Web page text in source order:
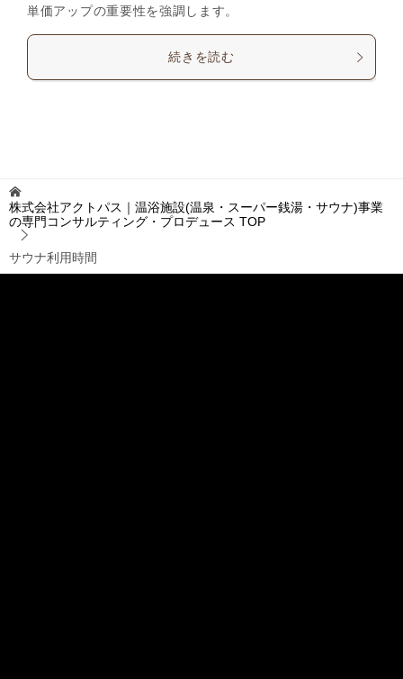
単価アップの重要性を強調します。
続きを読む
株式会社アクトパス｜温浴施設(温泉・スーパー銭湯・サウナ)事業
の専門コンサルティング・プロデュース TOP
サウナ利用時間